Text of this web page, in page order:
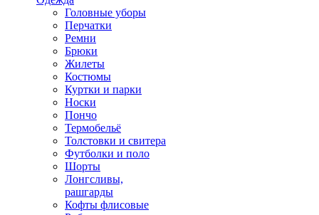
Головные уборы
Перчатки
Ремни
Брюки
Жилеты
Костюмы
Куртки и парки
Носки
Пончо
Термобельё
Толстовки и свитера
Футболки и поло
Шорты
Лонгсливы,
рашгарды
Кофты флисовые